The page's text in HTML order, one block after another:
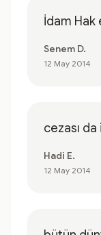
İdam Hak
Senem D.
12 May 2014
cezası
Hadi E.
12 May 2014